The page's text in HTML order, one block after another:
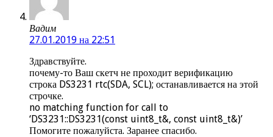
Вадим
27.01.2019 на 22:51
Здравствуйте.
почему-то Ваш скетч не проходит верификацию
строка DS3231 rtc(SDA, SCL); останавливается на этой
строчке.
no matching function for call to
‘DS3231::DS3231(const uint8_t&, const uint8_t&)’
Помогите пожалуйста. Заранее спасибо.